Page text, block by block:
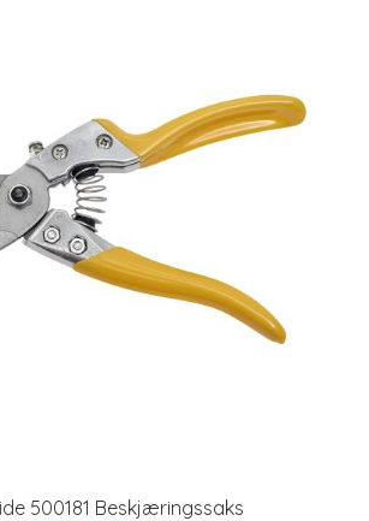
500181 Beskjæringssaks